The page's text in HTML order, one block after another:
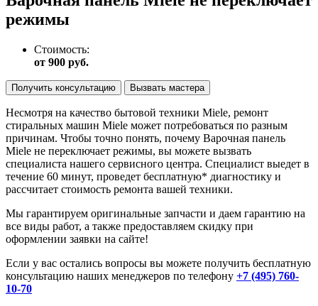
режимы
Стоимость:
от 900 руб.
Получить консультацию Вызвать мастера
Несмотря на качество бытовой техники Miele, ремонт
стиральных машин Miele может потребоваться по разным
причинам. Чтобы точно понять, почему Варочная панель
Miele не переключает режимы, вы можете вызвать
специалиста нашего сервисного центра. Специалист выедет в
течение 60 минут, проведет бесплатную* диагностику и
рассчитает стоимость ремонта вашей техники.
Мы гарантируем оригинальные запчасти и даем гарантию на
все виды работ, а также предоставляем скидку при
оформлении заявки на сайте!
Если у вас остались вопросы вы можете получить бесплатную
консультацию наших менеджеров по телефону +7 (495) 760-
10-70